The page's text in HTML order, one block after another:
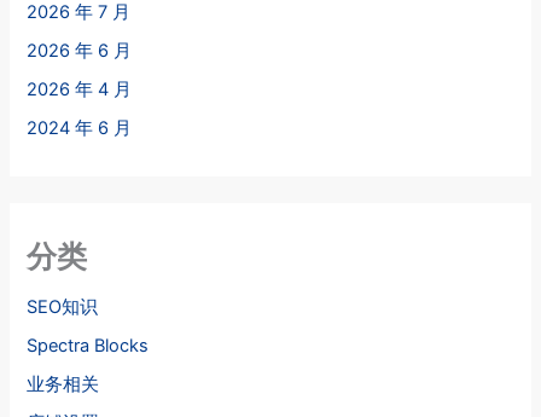
2026 年 7 月
2026 年 6 月
2026 年 4 月
2024 年 6 月
分类
SEO知识
Spectra Blocks
业务相关